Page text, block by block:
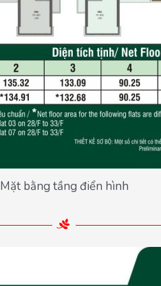
Mặt bằng tầng điển hình